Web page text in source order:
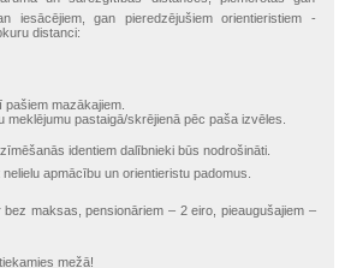
iesācējiem, gan pieredzējušiem orientieristiem -
distanci:
mazākajiem.
meklējumu pastaigā/skrējienā pēc paša izvēles.
identiem dalībnieki būs nodrošināti.
apmācību un orientieristu padomus.
maksas, pensionāriem – 2 eiro, pieaugušajiem –
mežā!